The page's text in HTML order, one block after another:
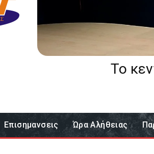
Το
Επισημανσεις Ώρα Αλήθειας